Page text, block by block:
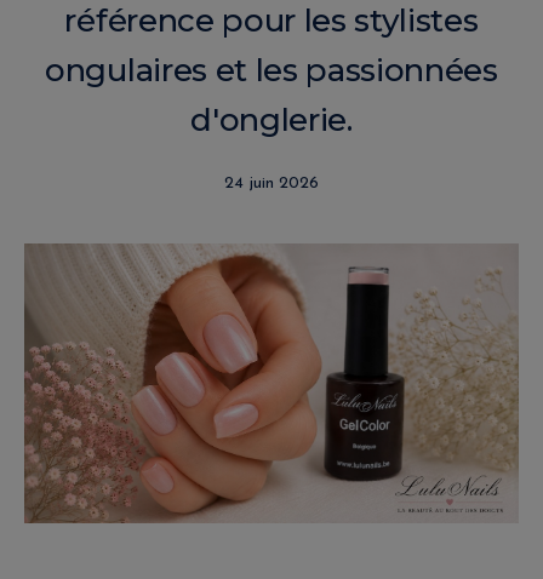
référence pour les stylistes
ongulaires et les passionnées
d'onglerie.
24 juin 2026